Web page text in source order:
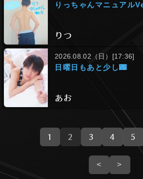
りっちゃんマニュアル
りつ
2026.08.02（日）[17:36]
日曜日もあと少し🌃
あお
1 2 3 4 5
< >